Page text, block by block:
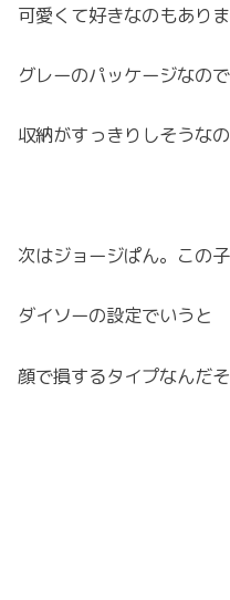
可愛くて好きなのもありま
グレーのパッケージなので
収納がすっきりしそうな
次はジョージぱん。この子
ダイソーの設定でいうと
顔で損するタイプなんだそ